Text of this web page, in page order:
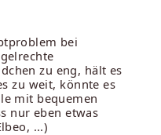
bei
zu eng, hält es
zu weit, könnte es
mit bequemen
nur eben etwas
...)